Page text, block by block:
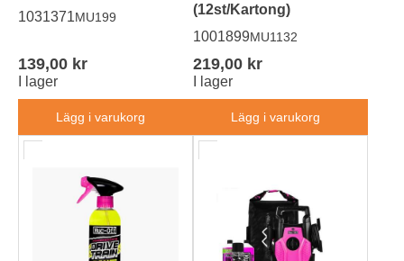
1031371MU199
139,00 kr
I lager
Lägg i varukorg
(12st/Kartong)
1001899MU1132
219,00 kr
I lager
Lägg i varukorg